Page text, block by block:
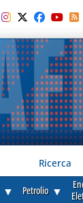
Ricerca
▼ Petrolio ▼